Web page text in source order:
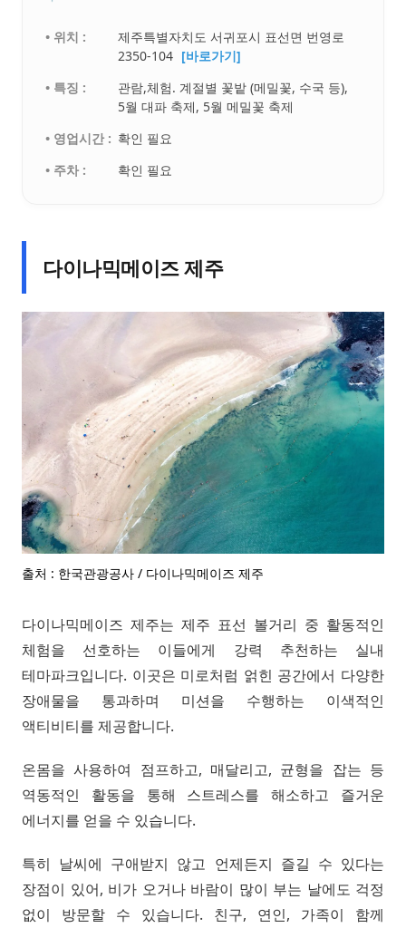
• 위치 :
제주특별자치도 서귀포시 표선면 번영로
2350-104 [바로가기]
• 특징 :
관람,체험. 계절별 꽃밭 (메밀꽃, 수국 등),
5월 대파 축제, 5월 메밀꽃 축제
• 영업시간 : 확인 필요
• 주차 :
확인 필요
다이나믹메이즈 제주
출처 : 한국관광공사 / 다이나믹메이즈 제주
다이나믹메이즈 제주는 제주 표선 볼거리 중 활동적인
체험을 선호하는 이들에게 강력 추천하는 실내
테마파크입니다. 이곳은 미로처럼 얽힌 공간에서 다양한
장애물을 통과하며 미션을 수행하는 이색적인
액티비티를 제공합니다.
온몸을 사용하여 점프하고, 매달리고, 균형을 잡는 등
역동적인 활동을 통해 스트레스를 해소하고 즐거운
에너지를 얻을 수 있습니다.
특히 날씨에 구애받지 않고 언제든지 즐길 수 있다는
장점이 있어, 비가 오거나 바람이 많이 부는 날에도 걱정
없이 방문할 수 있습니다. 친구, 연인, 가족이 함께